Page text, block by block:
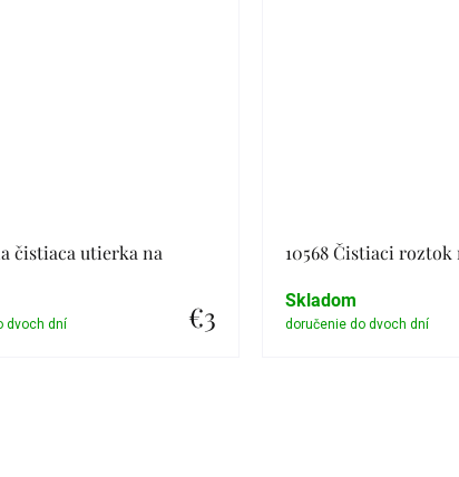
čistiaca utierka na
€3
10568 Čistiaci
Skladom